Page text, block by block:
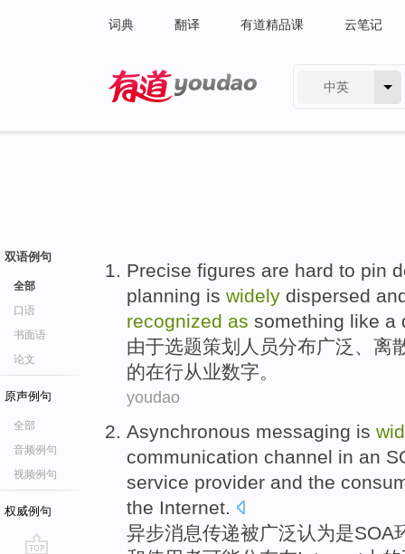
词典 翻译 有道精品课 云笔记
中英
双语例句
全部
口语
书面语
论文
原声例句
全部
音频例句
视频例句
权威例句
Precise figures are hard to pin
planning is widely dispersed
recognized as something like a
由于选题策划 人员分布广泛 、 离
的在行从业数字。
youdao
Asynchronous messaging is
communication channel in an
service provider and the
the Internet.
异步消息传递被广泛认为是SOA